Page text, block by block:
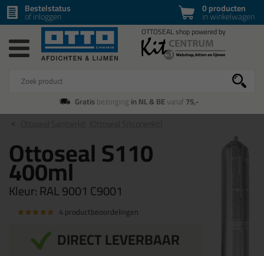
0 producten
in winkelwagen
Bestelstatus
of inloggen
Gratisbezorging in NL & BEvanaf75,-
Ottoseal S110
400ml
Kleur:RAL 9001 C9001
4 productbeoordelingen
DIRECT LEVERBAAR